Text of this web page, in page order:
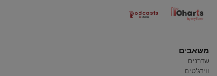
משאבים
שדרנים
ווידג'טים